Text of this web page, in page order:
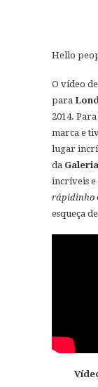
Hello
O vídeo
para
2014.
marca e
lugar
da
incríveis
rápidinho
esqueça de